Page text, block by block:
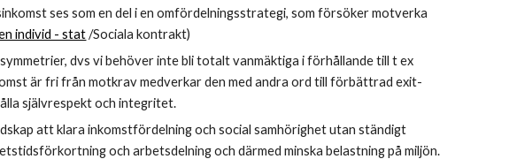
ses som en del i en omfördelningsstrategi, som försöker motverka
individ - stat /Sociala kontrakt)
dvs vi behöver inte bli totalt vanmäktiga i förhållande till t ex
är fri från motkrav medverkar den med andra ord till förbättrad exit-
självrespekt och integritet.
att klara inkomstfördelning och social samhörighet utan ständigt
och arbetsdelning och därmed minska belastning på miljön.